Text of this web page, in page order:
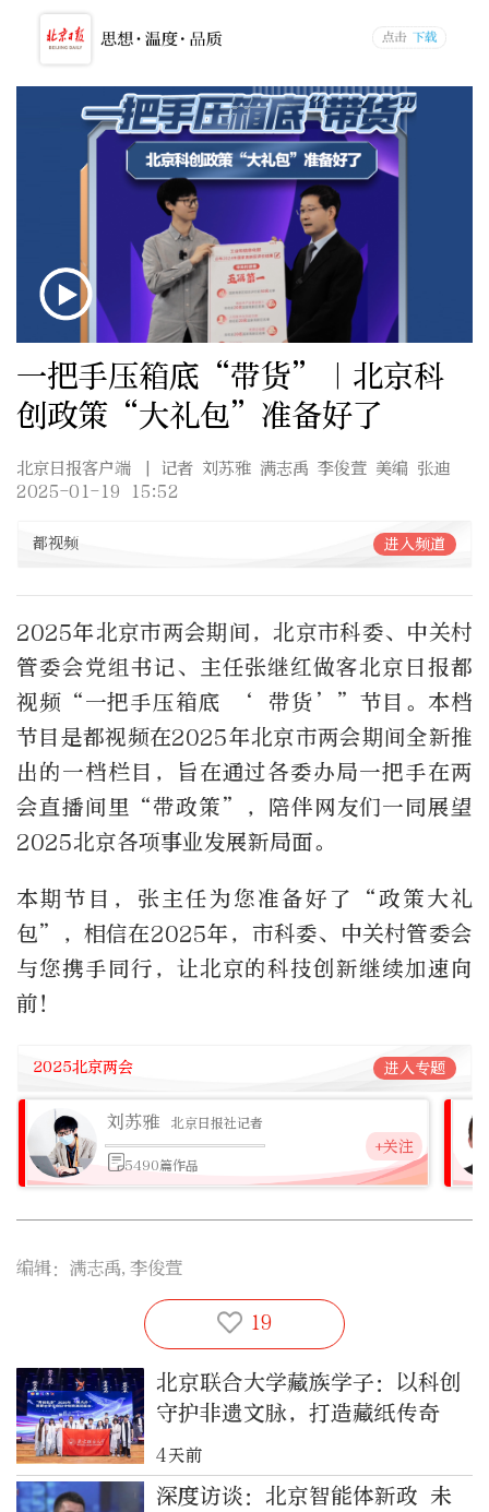
一把手压箱底“带货”｜北京科
创政策“大礼包”准备好了
北京日报客户端
| 记者 刘苏雅 满志禹 李俊萱 美编 张迪
2025-01-19 15:52
都视频 进入频道
2025年北京市两会期间，北京市科委、中关村
管委会党组书记、主任张继红做客北京日报都
视频“一把手压箱底 ‘ 带货’”节目。本档
节目是都视频在2025年北京市两会期间全新推
出的一档栏目，旨在通过各委办局一把手在两
会直播间里“带政策”，陪伴网友们一同展望
2025北京各项事业发展新局面。
本期节目，张主任为您准备好了“政策大礼
包”，相信在2025年，市科委、中关村管委会
与您携手同行，让北京的科技创新继续加速向
前！
2025北京两会 进入专题
刘苏雅 北京日报社记者
5490篇作品
+关注
编辑：满志禹,李俊萱
19
北京联合大学藏族学子：以科创
守护非遗文脉，打造藏纸传奇
4天前
深度访谈：北京智能体新政 未